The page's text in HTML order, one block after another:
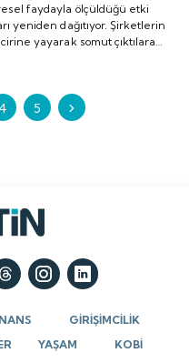
faydayla ölçüldüğü etki
yeniden dağıtıyor. Şirketlerin
yayarak somut çıktılara
4 5
GİRİŞİMCİLİK
YAŞAM
KOBİ